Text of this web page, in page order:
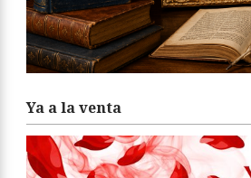
Ya a la venta